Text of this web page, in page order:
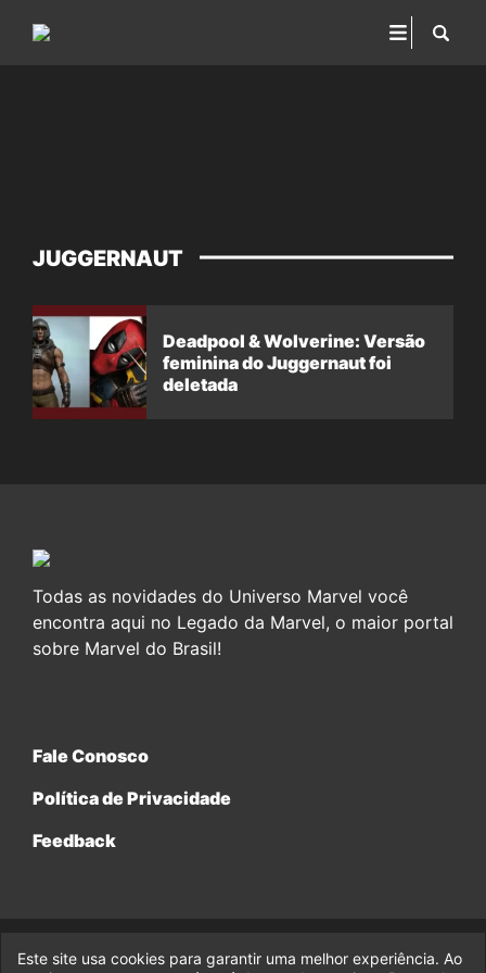
JUGGERNAUT
Deadpool & Wolverine: Versão
feminina do Juggernaut foi
deletada
Todas as novidades do Universo Marvel você
encontra aqui no Legado da Marvel, o maior portal
sobre Marvel do Brasil!
Fale Conosco
Política de Privacidade
Feedback
© 2017-2026 Legado da Marvel, uma empresa da Legado
Este site usa cookies para garantir uma melhor experiência. Ao